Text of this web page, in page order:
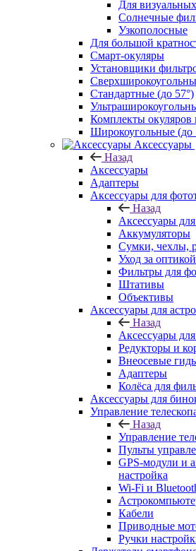
Для
Солнечные
Узкополосные
Для большой
Смарт-окуляры
Установщики
Стандартные (до 57°)
Комплекты окуляров
Широкоугольные (до
Аксессуары
Назад
Аксессуары
Адаптеры
Аксессуары для
Назад
Аксессуары
Аккумуляторы
Сумки, чехлы,
Уход за оптикой
Фильтры для
Штативы
Объективы
Аксессуары для
Назад
Аксессуары
Редукторы и
Внеосевые
Адаптеры
Колёса для
Аксессуары для
Управление
Назад
Управление
Пульты
GPS-модули и
настройка
Wi-Fi и
Кабели
Приводные
Ручки